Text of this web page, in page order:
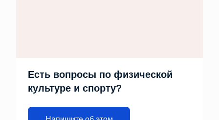
Есть вопросы по физической
культуре и спорту?